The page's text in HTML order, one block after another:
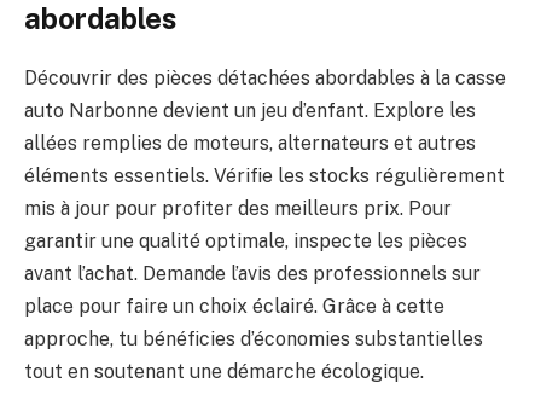
abordables
Découvrir des pièces détachées abordables à la casse
auto Narbonne devient un jeu d’enfant. Explore les
allées remplies de moteurs, alternateurs et autres
éléments essentiels. Vérifie les stocks régulièrement
mis à jour pour profiter des meilleurs prix. Pour
garantir une qualité optimale, inspecte les pièces
avant l’achat. Demande l’avis des professionnels sur
place pour faire un choix éclairé. Grâce à cette
approche, tu bénéficies d’économies substantielles
tout en soutenant une démarche écologique.